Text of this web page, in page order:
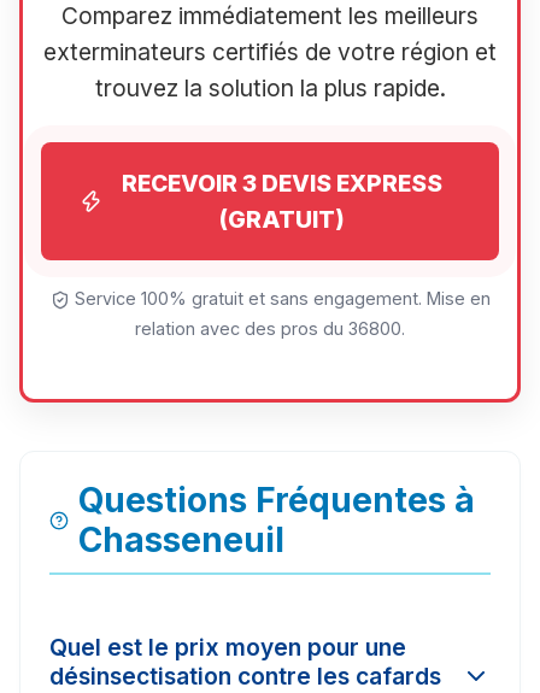
Comparez immédiatement les meilleurs
exterminateurs certifiés de votre région et
trouvez la solution la plus rapide.
RECEVOIR 3 DEVIS EXPRESS
(GRATUIT)
Service 100% gratuit et sans engagement. Mise en
relation avec des pros du 36800.
Questions Fréquentes à
Chasseneuil
Quel est le prix moyen pour une
désinsectisation contre les cafards